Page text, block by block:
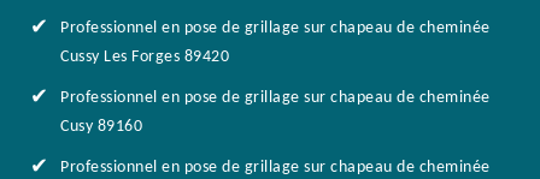
Professionnel en pose de grillage sur chapeau de cheminée
Cussy Les Forges 89420
Professionnel en pose de grillage sur chapeau de cheminée
Cusy 89160
Professionnel en pose de grillage sur chapeau de cheminée